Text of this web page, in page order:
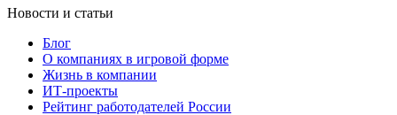
Новости и статьи
Блог
О компаниях в игровой форме
Жизнь в компании
ИТ-проекты
Рейтинг работодателей России